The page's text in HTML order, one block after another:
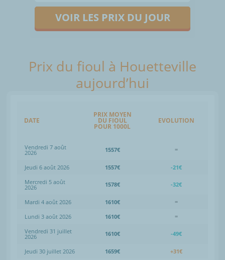
VOIR LES PRIX DU JOUR
Prix du fioul à Houetteville
aujourd’hui
DATE
PRIX MOYEN
DU FIOUL
POUR 1000L
EVOLUTION
Vendredi 7 août
2026 1557€ =
Jeudi 6 août 2026 1557€
-21€
Mercredi 5 août
2026 1578€ -32€
Mardi 4 août 2026 1610€
=
Lundi 3 août 2026
1610€
=
Vendredi 31 juillet
2026 1610€ -49€
Jeudi 30 juillet 2026 1659€ +31€